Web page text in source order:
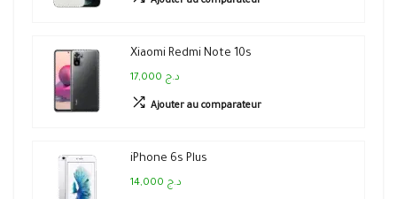
Xiaomi Redmi Note 10s
17,000 د.ج
Ajouter au comparateur
iPhone 6s Plus
14,000 د.ج